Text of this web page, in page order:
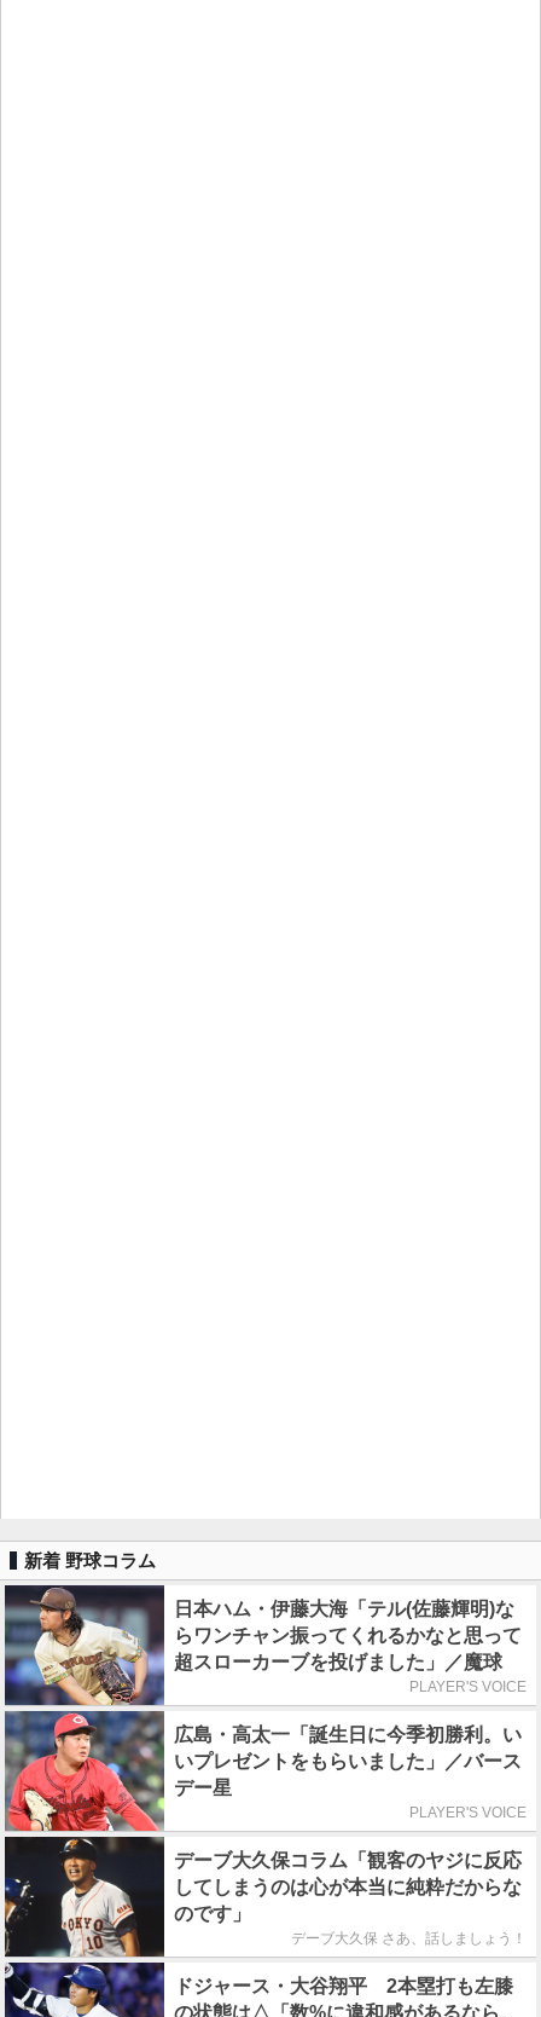
新着 野球コラム
日本ハム・伊藤大海「テル(佐藤輝明)な
らワンチャン振ってくれるかなと思って
超スローカーブを投げました」／魔球
PLAYER'S VOICE
広島・高太一「誕生日に今季初勝利。い
いプレゼントをもらいました」／バース
デー星
PLAYER'S VOICE
デーブ大久保コラム「観客のヤジに反応
してしまうのは心が本当に純粋だからな
のです」
デーブ大久保 さあ、話しましょう！
ドジャース・大谷翔平 2本塁打も左膝
の状態は△「数%に違和感があるなら、